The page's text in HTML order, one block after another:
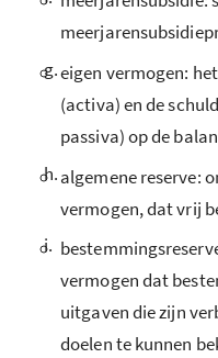
g.eigen vermogen:
(activa) en de
passiva) op de
h.algemene reserve:
vermogen, dat vrij
i.
vermogen dat
uitgaven die zijn
doelen te kunnen